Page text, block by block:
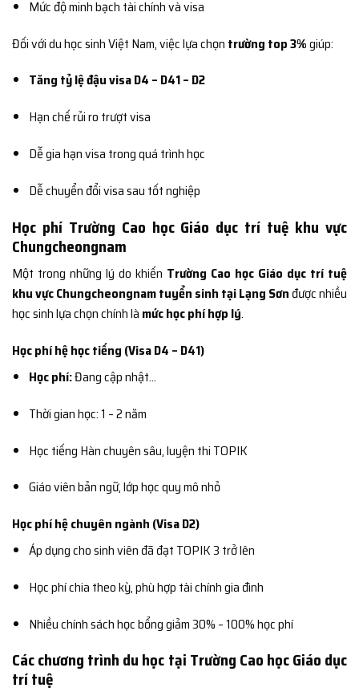
Mức độ minh bạch tài chính và visa
Đối với du học sinh Việt Nam, việc lựa chọn trường top 3%giúp:
Tăng tỷ lệ đậu visa D4 – D41 – D2
Hạn chế rủi ro trượt visa
Dễ gia hạn visa trong quá trình học
Dễ chuyển đổi visa sau tốt nghiệp
Học phí Trường Cao học Giáo dục trí tuệ khu vực
Chungcheongnam
Một trong những lý do khiến Trường Cao học Giáo dục trí tuệ
khu vực Chungcheongnam tuyển sinh tại Lạng Sơnđược nhiều
học sinh lựa chọn chính là mức học phí hợp lý.
Học phí hệ học tiếng (Visa D4 – D41)
Học phí:Đang cập nhật…
Thời gian học: 1 – 2 năm
Học tiếng Hàn chuyên sâu, luyện thi TOPIK
Giáo viên bản ngữ, lớp học quy mô nhỏ
Học phí hệ chuyên ngành (Visa D2)
Áp dụng cho sinh viên đã đạt TOPIK 3 trở lên
Học phí chia theo kỳ, phù hợp tài chính gia đình
Nhiều chính sách học bổng giảm 30% – 100% học phí
Các chương trình du học tại Trường Cao học Giáo dục
trí tuệ